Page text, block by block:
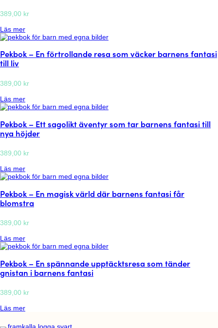
389,00 kr
Läs mer:
P
k
b
–
t
t
a
g
i
k
ä
v
n
t
y
f
r
b
r
n
e
s
a
t
Pekbok – En förtrollande resa som väcker barnens fantasi
till liv
389,00 kr
Läs mer:
P
k
b
o
–
n
f
r
t
r
l
a
n
e
r
e
a
o
v
Pekbok – Ett sagolikt äventyr som tar barnens fantasi till
nya höjder
389,00 kr
Läs mer:
P
k
b
o
–
t
t
a
g
o
i
t
v
Pekbok – En magisk värld där barnens fantasi får
blomstra
389,00 kr
Läs mer:
P
k
b
o
–
n
a
Pekbok – En spännande upptäcktsresa som tänder
gnistan i barnens fantasi
389,00 kr
Läs mer: